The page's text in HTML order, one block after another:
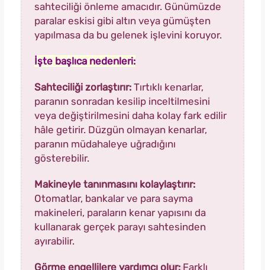
sahteciliği önleme amacıdır. Günümüzde
paralar eskisi gibi altın veya gümüşten
yapılmasa da bu gelenek işlevini koruyor.
İşte başlıca nedenleri:
Sahteciliği zorlaştırır: Tırtıklı kenarlar,
paranın sonradan kesilip inceltilmesini
veya değiştirilmesini daha kolay fark edilir
hâle getirir. Düzgün olmayan kenarlar,
paranın müdahaleye uğradığını
gösterebilir.
Makineyle tanınmasını kolaylaştırır:
Otomatlar, bankalar ve para sayma
makineleri, paraların kenar yapısını da
kullanarak gerçek parayı sahtesinden
ayırabilir.
Görme engellilere yardımcı olur: Farklı